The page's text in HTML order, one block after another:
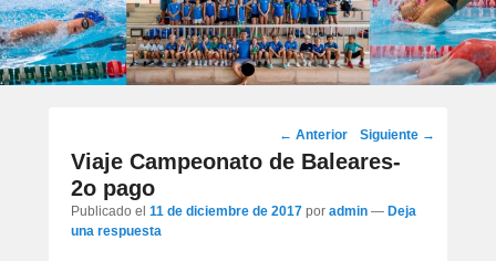
•
Navegación
por
artículos
← Anterior Siguiente →
Viaje Campeonato de Baleares-
2o pago
Publicado el 11 de diciembre de 2017 por admin — Deja
una respuesta